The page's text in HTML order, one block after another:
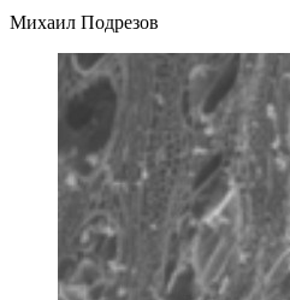
Михаил Подрезов